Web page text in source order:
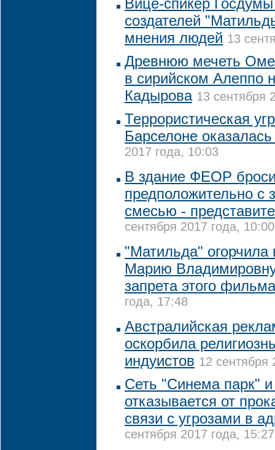
Вице-спикер
создателей
мнения людей 13
Древнюю мечеть
в сирийском Алеппо
Кадырова 13 сентября
Террористическая
Барселоне
2017 года, 10:03
В здание ФЕОР
предположительно с
смесью -
сентября 2017 года, 10:00
"Матильда" огорчила
Марию
запрета этого фильма
года, 17:48
Австралийская
оскорбила
индуистов 12 сентября
Сеть "Синема парк"
отказывается от
связи с угрозами в
сентября 2017 года, 15:27